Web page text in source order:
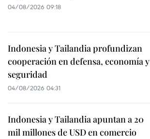
04/08/2026 09:18
Indonesia y Tailandia profundizan
cooperación en defensa, economía y
seguridad
04/08/2026 04:31
Indonesia y Tailandia apuntan a 20
mil millones de USD en comercio